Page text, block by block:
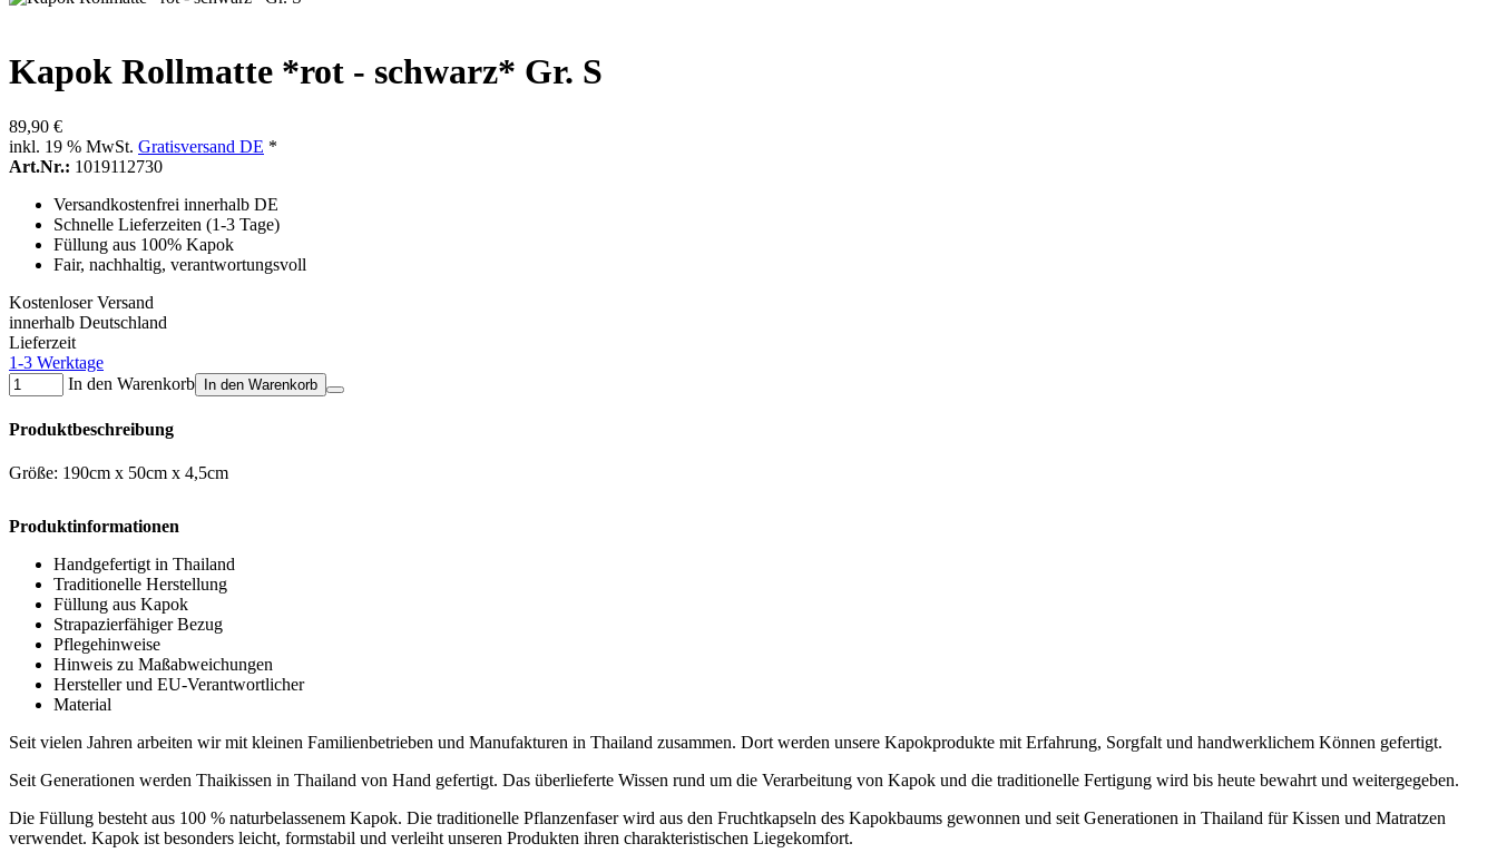
Kapok Rollmatte *rot - schwarz* Gr. S
89,90 €
inkl. 19 % MwSt. Gratisversand DE *
Art.Nr.: 1019112730
Versandkostenfrei innerhalb DE
Schnelle Lieferzeiten (1-3 Tage)
Füllung aus 100% Kapok
Fair, nachhaltig, verantwortungsvoll
Kostenloser Versand
innerhalb Deutschland
Lieferzeit
1-3 Werktage
In den Warenkorb
In den Warenkorb
Produktbeschreibung
Größe: 190cm x 50cm x 4,5cm
Produktinformationen
Handgefertigt in Thailand
Traditionelle Herstellung
Füllung aus Kapok
Strapazierfähiger Bezug
Pflegehinweise
Hinweis zu Maßabweichungen
Hersteller und EU-Verantwortlicher
Material
Seit vielen Jahren arbeiten wir mit kleinen Familienbetrieben und Manufakturen in Thailand zusammen. Dort werden unsere Kapokprodukte mit Erfahrung, Sorgfalt und handwerklichem Können gefertigt.
Seit Generationen werden Thaikissen in Thailand von Hand gefertigt. Das überlieferte Wissen rund um die Verarbeitung von Kapok und die traditionelle Fertigung wird bis heute bewahrt und weitergegeben.
Die Füllung besteht aus 100 % naturbelassenem Kapok. Die traditionelle Pflanzenfaser wird aus den Fruchtkapseln des Kapokbaums gewonnen und seit Generationen in Thailand für Kissen und Matratzen
verwendet. Kapok ist besonders leicht, formstabil und verleiht unseren Produkten ihren charakteristischen Liegekomfort.